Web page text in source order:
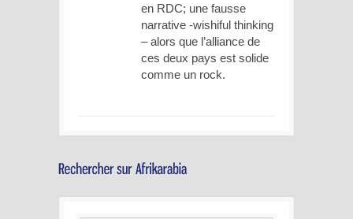
en RDC; une fausse
narrative -wishiful thinking
– alors que l’alliance de
ces deux pays est solide
comme un rock.